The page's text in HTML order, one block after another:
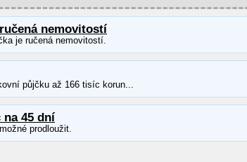
nemovitostí
je ručená nemovitostí.
půjčku až 166 tisíc korun...
na 45 dní
prodloužit.